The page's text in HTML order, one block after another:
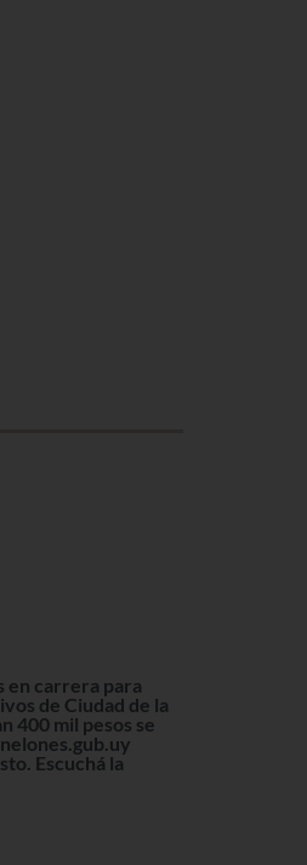
en carrera para
de Ciudad de la
400 mil pesos se
Escuchá la